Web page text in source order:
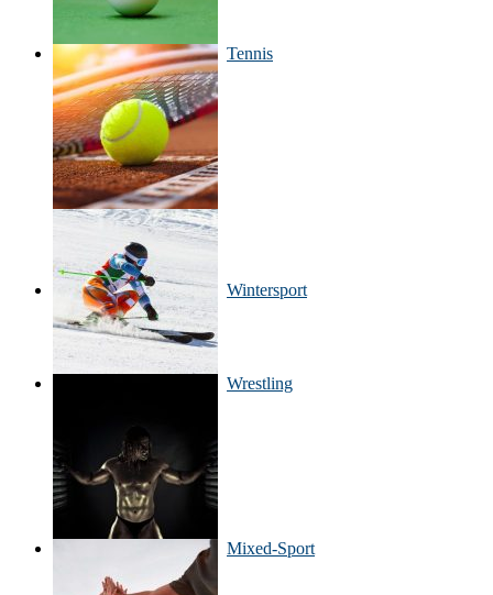
Tennis
Wintersport
Wrestling
Mixed-Sport